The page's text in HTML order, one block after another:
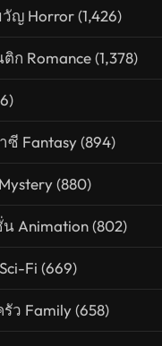
ญ Horror(1,426)
ก Romance(1,378)
Fantasy(894)
(880)
Animation(802)
Fi (669)
ว Family(658)